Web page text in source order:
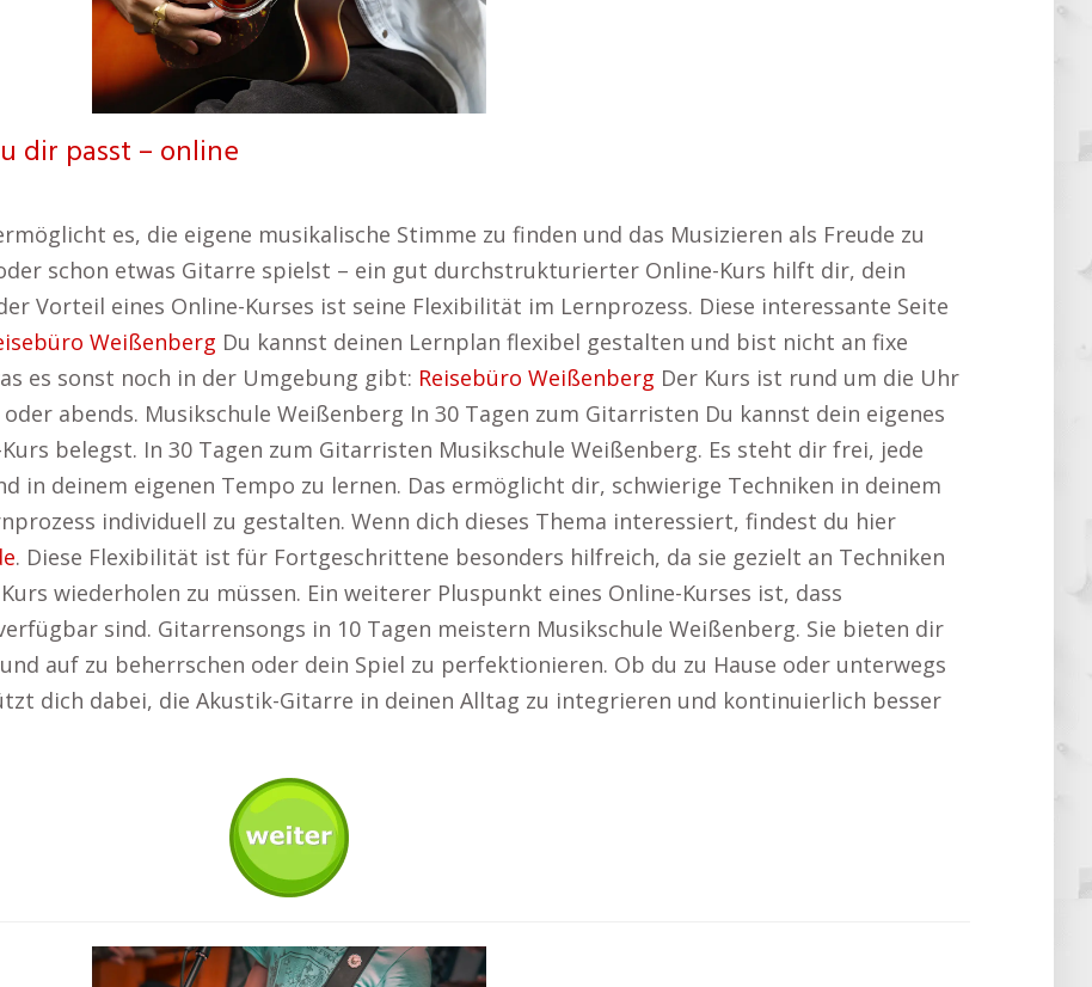
dir passt – online
es, die eigene musikalische Stimme zu finden und das Musizieren als Freude zu
schon etwas Gitarre spielst – ein gut durchstrukturierter Online-Kurs hilft dir, dein
Vorteil eines Online-Kurses ist seine Flexibilität im Lernprozess. Diese interessante Seite
Weißenberg Du kannst deinen Lernplan flexibel gestalten und bist nicht an fixe
es sonst noch in der Umgebung gibt: Reisebüro Weißenberg Der Kurs ist rund um die Uhr
abends. Musikschule Weißenberg In 30 Tagen zum Gitarristen Du kannst dein eigenes
belegst. In 30 Tagen zum Gitarristen Musikschule Weißenberg. Es steht dir frei, jede
in deinem eigenen Tempo zu lernen. Das ermöglicht dir, schwierige Techniken in deinem
individuell zu gestalten. Wenn dich dieses Thema interessiert, findest du hier
. Diese Flexibilität ist für Fortgeschrittene besonders hilfreich, da sie gezielt an Techniken
wiederholen zu müssen. Ein weiterer Pluspunkt eines Online-Kurses ist, dass
sind. Gitarrensongs in 10 Tagen meistern Musikschule Weißenberg. Sie bieten dir
auf zu beherrschen oder dein Spiel zu perfektionieren. Ob du zu Hause oder unterwegs
dich dabei, die Akustik-Gitarre in deinen Alltag zu integrieren und kontinuierlich besser